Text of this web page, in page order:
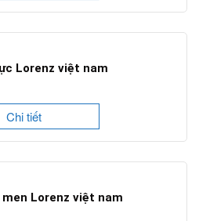
Lorenz việt nam
Chi tiết
men Lorenz việt nam